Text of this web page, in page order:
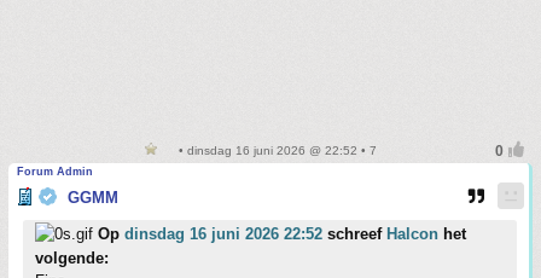
• dinsdag 16 juni 2026 @ 22:52 • 7
Forum Admin
GGMM
Op dinsdag 16 juni 2026 22:52 schreef Halcon het
volgende: